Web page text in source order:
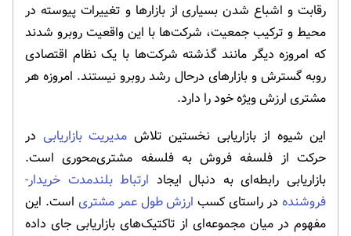
رقابت و اشباع شدن بسیاری از بازارها و تغییرات پیوسته در
محیط و ترکیب جمعیت، شرکت‌ها با این واقعیت روبرو شدند
که امروزه دیگر مانند گذشته شرکت‌ها با یک نظام اقتصادی
روبه گسترش و بازارهای درحال رشد روبرو نیستند. امروزه هر
مشتری ارزش ویژه خود را دارد.
این شیوه از بازاریابی نخستین تلاش مدیریت بازاریابی در
حرکت از فلسفه فروش به فلسفه مشتری‌محوری است.
بازاریابی رابطه‌ای به دنبال ایجاد ارتباط بلندمدت خریدار-
فروشندهدر راستای کسب ارزش طول عمر مشتری است. این
مفهوم در میان مجموعه‌ای از تاکتیک‌های بازاریابی جای داده